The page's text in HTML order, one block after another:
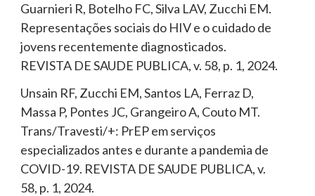
Guarnieri R, Botelho FC, Silva LAV, Zucchi EM.
Representações sociais do HIV e o cuidado de
jovens recentemente diagnosticados.
REVISTA DE SAUDE PUBLICA, v. 58, p. 1, 2024.
Unsain RF, Zucchi EM, Santos LA, Ferraz D,
Massa P, Pontes JC, Grangeiro A, Couto MT.
Trans/Travesti/+: PrEP em serviços
especializados antes e durante a pandemia de
COVID-19. REVISTA DE SAUDE PUBLICA, v.
58, p. 1, 2024.